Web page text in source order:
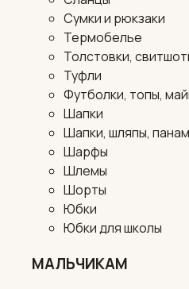
Сумки и рюкзаки
Термобелье
Толстовки,
Туфли
Футболки, топы,
Шапки
Шапки, шляпы,
Шарфы
Шлемы
Шорты
Юбки
Юбки для школы
МАЛЬЧИКАМ